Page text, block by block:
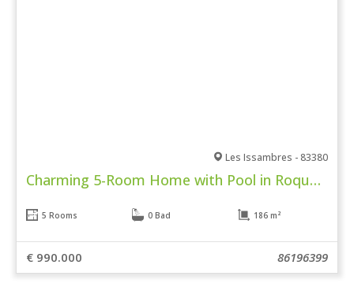
Les Issambres - 83380
Charming 5-Room Home with Pool in Roquebrune-sur-Argens
5 Rooms 0 Bad 186 m²
€ 990.000 86196399